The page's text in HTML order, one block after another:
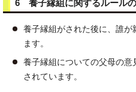
6 養子縁組に関するルール
養子縁組がされた後に、誰
ます。
養子縁組についての父母の
されています。